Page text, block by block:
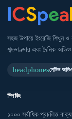
সহজ উপায়ে ইংরেজি শিখুন
শব্দভাণ্ডার এবং দৈনিক
headphonesনেটিভ
স্পিকিং
১০০০ সর্বাধিক প্রচলিত